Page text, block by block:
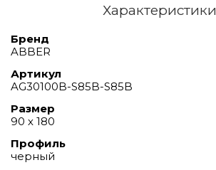
Характеристики
Бренд
ABBER
Артикул
AG30100B-S85B-S85B
Размер
90 х 180
Профиль
черный